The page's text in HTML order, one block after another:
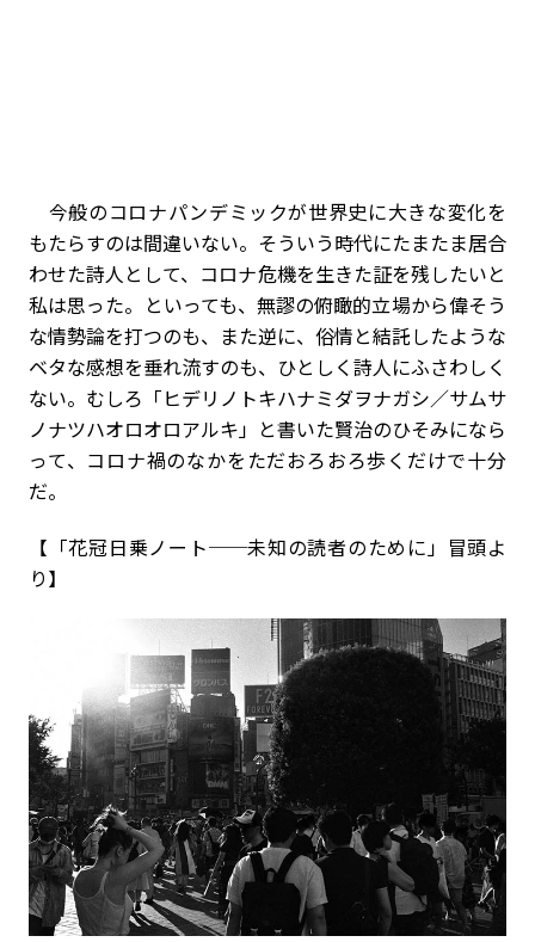
今般のコロナパンデミックが世界史に大きな変化を
もたらすのは間違いない。そういう時代にたまたま居合
わせた詩人として、コロナ危機を生きた証を残したいと
私は思った。といっても、無謬の俯瞰的立場から偉そう
な情勢論を打つのも、また逆に、俗情と結託したような
ベタな感想を垂れ流すのも、ひとしく詩人にふさわしく
ない。むしろ「ヒデリノトキハナミダヲナガシ／サムサ
ノナツハオロオロアルキ」と書いた賢治のひそみになら
って、コロナ禍のなかをただおろおろ歩くだけで十分
だ。
【「花冠日乗ノート──未知の読者のために」冒頭よ
り】